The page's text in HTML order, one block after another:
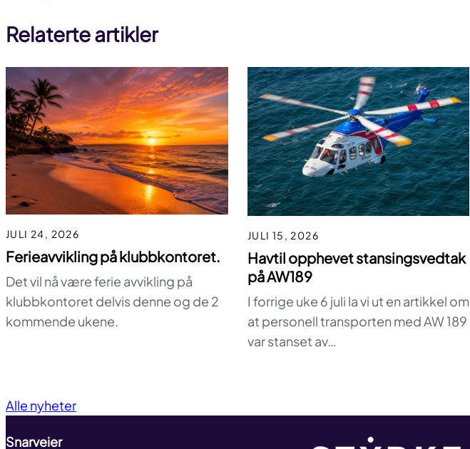
facebook
linkedin
Relaterte artikler
JULI 24, 2026
Ferieavvikling på klubbkontoret.
Det vil nå være ferie avvikling på
klubbkontoret delvis denne og de 2
kommende ukene.
JULI 15, 2026
Havtil opphevet stansingsvedtak
på AW189
I forrige uke 6 juli la vi ut en artikkel om
at personell transporten med AW 189
var stanset av…
Alle nyheter
Snarveier